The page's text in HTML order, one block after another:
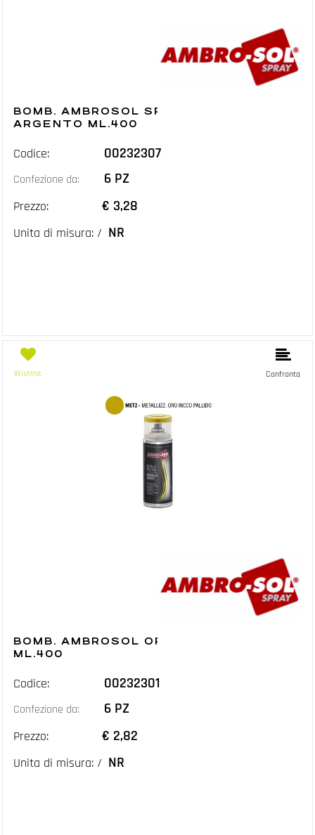
BOMB. AMBROSOL SPECCHIAN.
ARGENTO ML.400
Codice: 00232307
Confezione da: 6 PZ
Prezzo: € 3,28
Unita di misura: / NR
Wishlist Confronta
BOMB. AMBROSOL ORO RICCO PAL.
ML.400
Codice: 00232301
Confezione da: 6 PZ
Prezzo: € 2,82
Unita di misura: / NR